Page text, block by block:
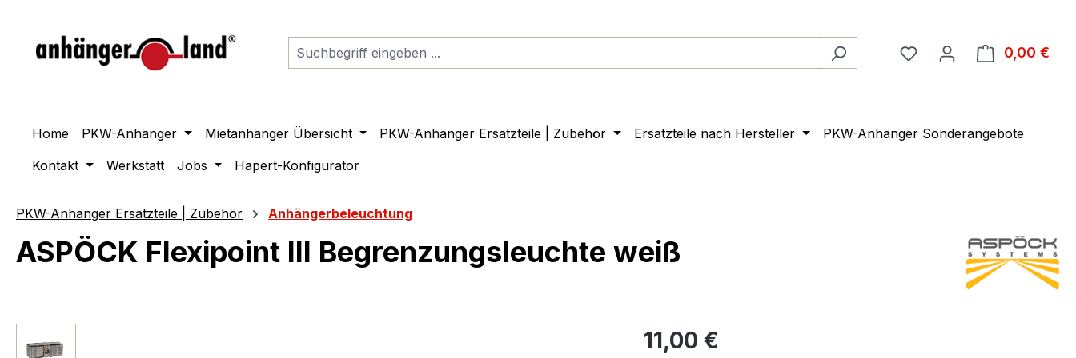
0,00 €
Home PKW-Anhänger Mietanhänger Übersicht PKW-Anhänger Ersatzteile | Zubehör Ersatzteile nach Hersteller
PKW-Anhänger Sonderangebote
Kontakt
Werkstatt Jobs Hapert-Konfigurator
PKW-Anhänger Ersatzteile | Zubehör Anhängerbeleuchtung
ASPÖCK Flexipoint III Begrenzungsleuchte weiß
11,00 €